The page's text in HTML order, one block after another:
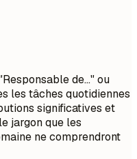
de..." ou
les tâches quotidiennes
significatives et
jargon que les
ne comprendront